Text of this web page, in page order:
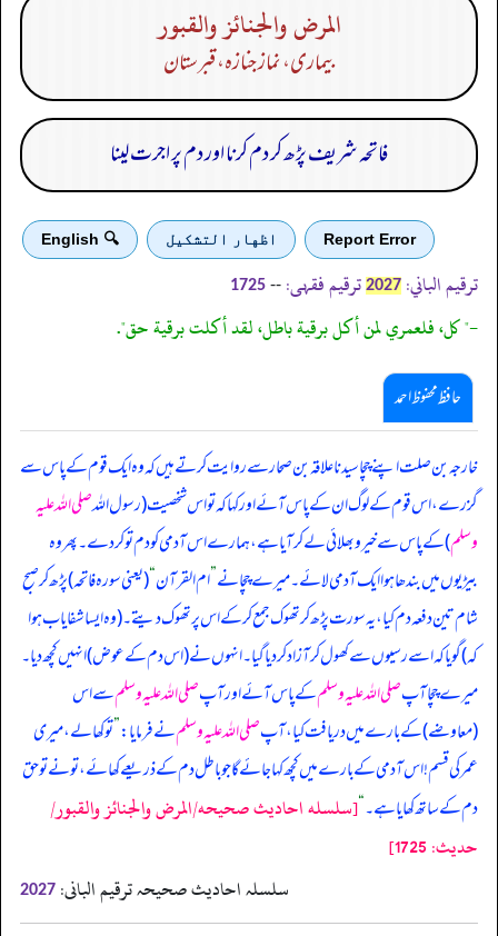
المرض والجنائز والقبور
بیماری، نماز جنازہ، قبرستان
فاتحہ شریف پڑھ کر دم کرنا اور دم پر اجرت لینا
Report Error اظهار التشكيل 🔍 English
ترقیم الباني: 2027 ترقیم فقہی: --
1725
-" كل، فلعمري لمن أكل برقية باطل، لقد أكلت برقية حق".
حافظ محفوظ احمد
خارجہ بن صلت اپنے چچا سیدنا علاقہ بن صحار سے روایت کرتے ہیں کہ وہ ایک قوم کے پاس سے
گزرے، اس قوم کے لوگ ان کے پاس آئے اور کہا کہ تو اس شخصیت (رسول اللہصلی اللہ علیہ
وسلم) کے پاس سے خیر و بھلائی لے کر آیا ہے، ہمارے اس آدمی کو دم تو کر دے۔ پھر وہ
بیڑیوں میں بندھا ہوا ایک آدمی لائے۔ میرے چچا نے”ام القرآن“(یعنی سورہ فاتحہ) پڑھ کر صبح
شام تین دفعہ دم کیا، یہ سورت پڑھ کر تھوک جمع کر کے اس پر تھوک دیتے۔ (وہ ایسا شفایاب ہوا
کہ) گویا کہ اسے رسیوں سے کھول کر آزاد کر دیا گیا۔ انہوں نے (اس دم کے عوض) انہیں کچھ دیا۔
میرے چچا آپصلی اللہ علیہ وسلمکے پاس آئے اور آپصلی اللہ علیہ وسلمسے اس
(معاوضے) کے بارے میں دریافت کیا، آپصلی اللہ علیہ وسلمنے فرمایا:”تو کھا لے، میری
عمر کی قسم! اس آدمی کے بارے میں کچھ کہا جائے گا جو باطل دم کے ذریعے کھائے، تو نے تو حق
دم کے ساتھ کھایا ہے۔“[سلسله احاديث صحيحه/المرض والجنائز والقبور/
حدیث: 1725]
سلسلہ احادیث صحیحہ ترقیم البانی: 2027